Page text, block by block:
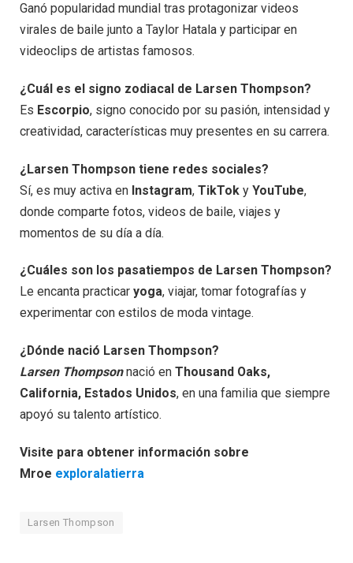
Ganó popularidad mundial tras protagonizar videos
virales de baile junto a Taylor Hatala y participar en
videoclips de artistas famosos.
¿Cuál es el signo zodiacal de Larsen Thompson?
Es Escorpio, signo conocido por su pasión, intensidad y
creatividad, características muy presentes en su carrera.
¿Larsen Thompson tiene redes sociales?
Sí, es muy activa en Instagram, TikTok y YouTube,
donde comparte fotos, videos de baile, viajes y
momentos de su día a día.
¿Cuáles son los pasatiempos de Larsen Thompson?
Le encanta practicar yoga, viajar, tomar fotografías y
experimentar con estilos de moda vintage.
¿Dónde nació Larsen Thompson?
Larsen Thompsonnació en Thousand Oaks,
California, Estados Unidos, en una familia que siempre
apoyó su talento artístico.
Visite para obtener información sobre
Mroe exploralatierra
Larsen Thompson